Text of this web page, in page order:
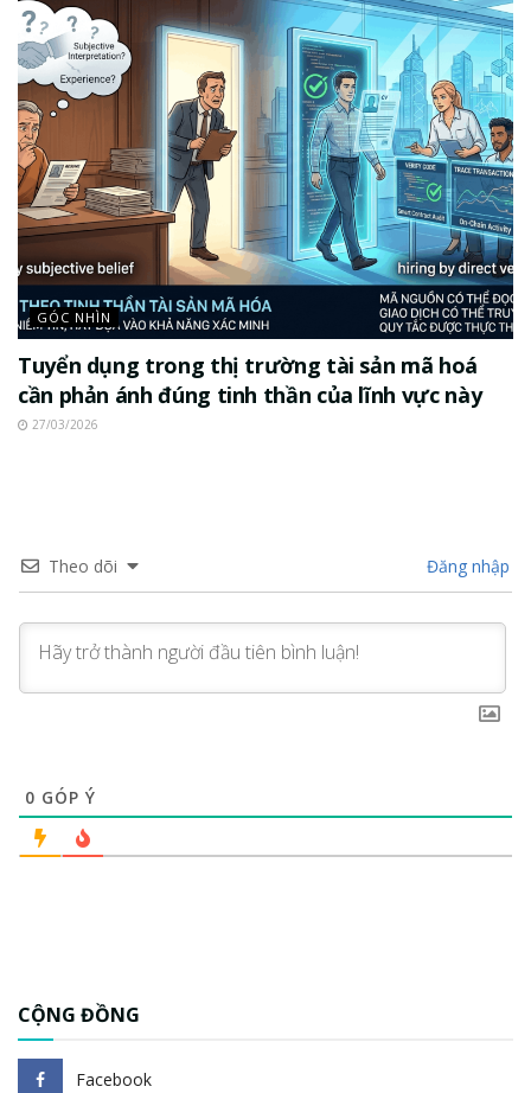
GÓC NHÌN
Tuyển dụng trong thị trường tài sản mã hoá
cần phản ánh đúng tinh thần của lĩnh vực này
27/03/2026
Theo dõi Đăng nhập
0 GÓP Ý
CỘNG ĐỒNG
Facebook